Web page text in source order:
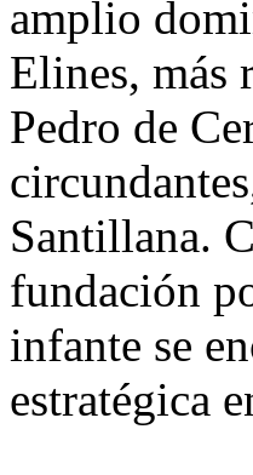
amplio
Elines, más
Pedro de
Santillana.
fundación
infante se
estratégica